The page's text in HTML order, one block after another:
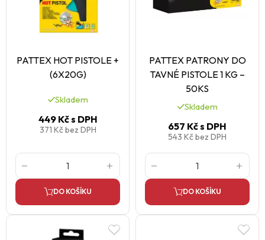
PATTEX HOT PISTOLE +
(6X20G)
Skladem
449 Kčs DPH
371 Kčbez DPH
DO KOŠÍKU
PATTEX PATRONY DO
TAVNÉ PISTOLE 1 KG –
50KS
Skladem
657 Kčs DPH
543 Kčbez DPH
DO KOŠÍKU